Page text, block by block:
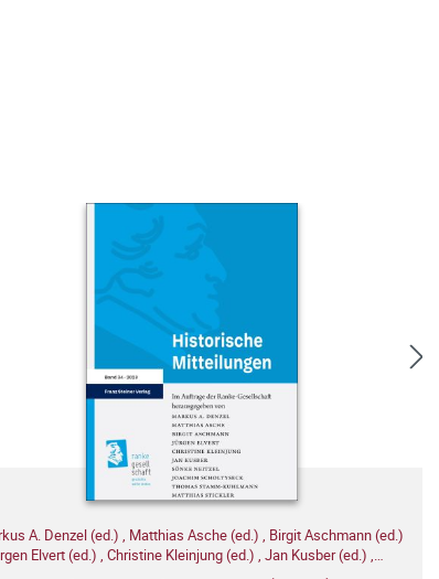
A. Denzel (ed.) , Matthias Asche (ed.) , Birgit Aschmann (ed.)
Elvert (ed.) , Christine Kleinjung (ed.) , Jan Kusber (ed.) ,
Joachim Scholtyseck (ed.)
Thomas Stamm-